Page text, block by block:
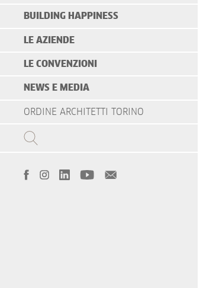
BUILDING HAPPINESS
LE AZIENDE
LE CONVENZIONI
NEWS E MEDIA
ORDINE ARCHITETTI TORINO